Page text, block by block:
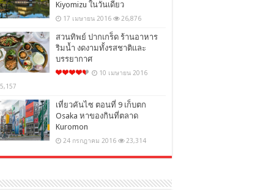
Kiyomizu ในวันเดียว
17 เมษายน 2016 26,876
สวนทิพย์ ปากเกร็ด ร้านอาหาร
ริมน้ำ งดงามทั้งรสชาติและ
บรรยากาศ
10 เมษายน 2016
เที่ยวคันไซ ตอนที่ 9 เก็บตก
Osaka หาของกินที่ตลาด
Kuromon
24 กรกฎาคม 2016 23,314